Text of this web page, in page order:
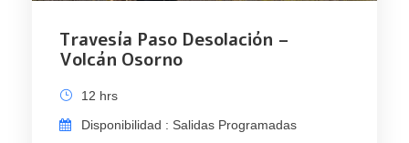
Travesía Paso Desolación –
Volcán Osorno
12 hrs
Disponibilidad : Salidas Programadas